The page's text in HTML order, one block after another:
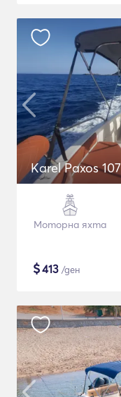
Karel Paxos 107
Моторна яхта
$413 /ден